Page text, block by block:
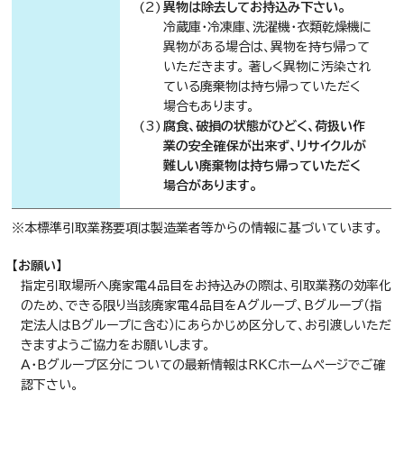
異物は除去してお持込み下さい。
冷蔵庫・冷凍庫、洗濯機・衣類乾燥機に
異物がある場合は、異物を持ち帰って
いただきます。 著しく異物に汚染され
ている廃棄物は持ち帰っていただく
場合もあります。
腐食、破損の状態がひどく、荷扱い作
業の安全確保が出来ず、リサイクルが
難しい廃棄物は持ち帰っていただく
場合があります。
※本標準引取業務要項は製造業者等からの情報に基づいています。
【お願い】
指定引取場所へ廃家電４品目をお持込みの際は、引取業務の効率化
のため、できる限り当該廃家電４品目をAグループ、Bグループ（指
定法人はBグループに含む）にあらかじめ区分して、お引渡しいただ
きますようご協力をお願いします。
A・Bグループ区分についての最新情報はRKCホームページでご確
認下さい。